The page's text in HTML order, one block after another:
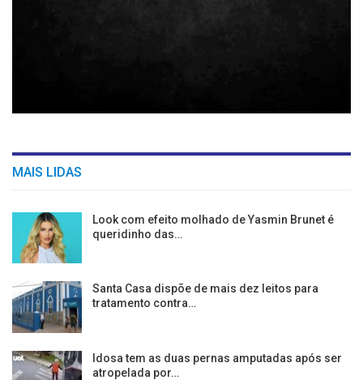
MAIS LIDAS
Look com efeito molhado de Yasmin Brunet é
queridinho das…
Santa Casa dispõe de mais dez leitos para
tratamento contra…
Idosa tem as duas pernas amputadas após ser
atropelada por…